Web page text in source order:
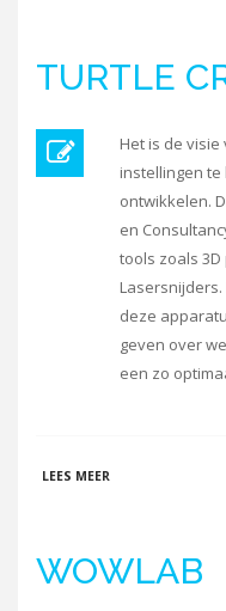
TURTLE
Het is de
instellingen
ontwikkelen.
en
tools zoals
deze
geven over
een zo
LEES MEER
WOWLAB